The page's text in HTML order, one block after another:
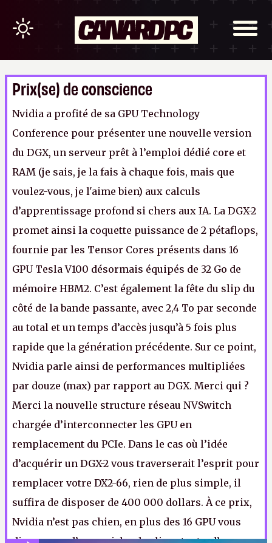
Prix(se) de conscience
Nvidia a profité de sa GPU Technology
Conference pour présenter une nouvelle version
du DGX, un serveur prêt à l’emploi dédié core et
RAM (je sais, je la fais à chaque fois, mais que
voulez-vous, je l'aime bien) aux calculs
d’apprentissage profond si chers aux IA. La DGX-2
promet ainsi la coquette puissance de 2 pétaflops,
fournie par les Tensor Cores présents dans 16
GPU Tesla V100 désormais équipés de 32 Go de
mémoire HBM2. C’est également la fête du slip du
côté de la bande passante, avec 2,4 To par seconde
au total et un temps d’accès jusqu’à 5 fois plus
rapide que la génération précédente. Sur ce point,
Nvidia parle ainsi de performances multipliées
par douze (max) par rapport au DGX. Merci qui ?
Merci la nouvelle structure réseau NVSwitch
chargée d’interconnecter les GPU en
remplacement du PCIe. Dans le cas où l’idée
d’acquérir un DGX-2 vous traverserait l’esprit pour
remplacer votre DX2-66, rien de plus simple, il
suffira de disposer de 400 000 dollars. À ce prix,
Nvidia n’est pas chien, en plus des 16 GPU vous